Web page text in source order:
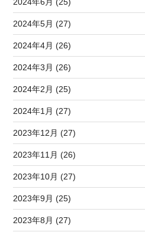
2024年5月 (27)
2024年4月 (26)
2024年3月 (26)
2024年2月 (25)
2024年1月 (27)
2023年12月 (27)
2023年11月 (26)
2023年10月 (27)
2023年9月 (25)
2023年8月 (27)